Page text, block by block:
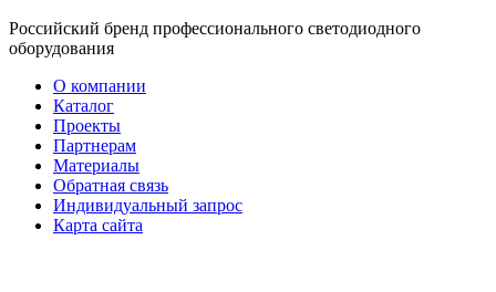
Российский бренд профессионального светодиодного
оборудования
О компании
Каталог
Проекты
Партнерам
Материалы
Обратная связь
Индивидуальный запрос
Карта сайта